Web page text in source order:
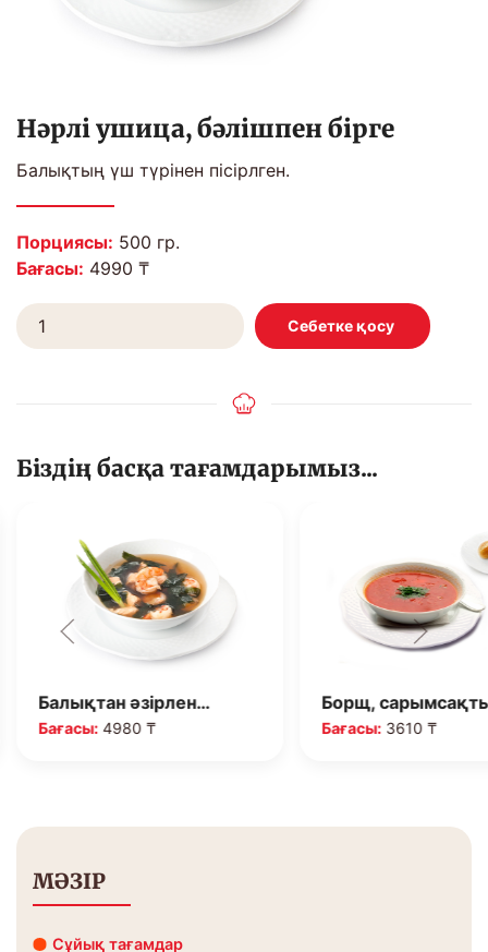
Нәрлі ушица, бәлішпен бірге
Балықтың үш түрінен пісірлген.
Порциясы: 500 гр.
Бағасы: 4990 ₸
Біздің басқа тағамдарымыз...
Балықтан әзірлен…
Бағасы: 4980 ₸
Борщ,
Бағасы:3610 ₸
МӘЗІР
Сұйық тағамдар